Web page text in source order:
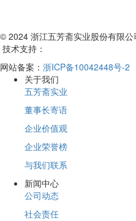
© 2024 浙江五芳斋实业股份有限公
技术支持：
网站备案： 浙ICP备10042448号-2
关于我们
五芳斋实业
董事长寄语
企业价值观
企业荣誉榜
与我们联系
新闻中心
公司动态
社会责任